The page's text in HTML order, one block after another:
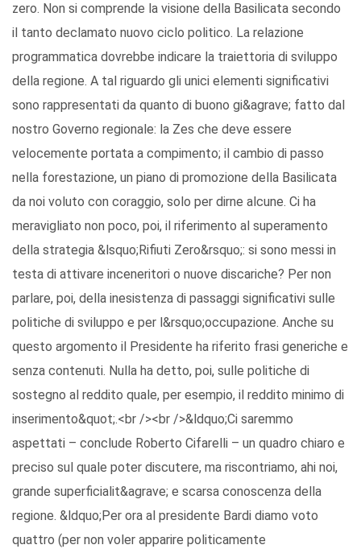
zero. Non si comprende la visione della Basilicata secondo
il tanto declamato nuovo ciclo politico. La relazione
programmatica dovrebbe indicare la traiettoria di sviluppo
della regione. A tal riguardo gli unici elementi significativi
sono rappresentati da quanto di buono gi&agrave; fatto dal
nostro Governo regionale: la Zes che deve essere
velocemente portata a compimento; il cambio di passo
nella forestazione, un piano di promozione della Basilicata
da noi voluto con coraggio, solo per dirne alcune. Ci ha
meravigliato non poco, poi, il riferimento al superamento
della strategia &lsquo;Rifiuti Zero&rsquo;: si sono messi in
testa di attivare inceneritori o nuove discariche? Per non
parlare, poi, della inesistenza di passaggi significativi sulle
politiche di sviluppo e per l&rsquo;occupazione. Anche su
questo argomento il Presidente ha riferito frasi generiche e
senza contenuti. Nulla ha detto, poi, sulle politiche di
sostegno al reddito quale, per esempio, il reddito minimo di
inserimento&quot;.<br /><br />&ldquo;Ci saremmo
aspettati – conclude Roberto Cifarelli – un quadro chiaro e
preciso sul quale poter discutere, ma riscontriamo, ahi noi,
grande superficialit&agrave; e scarsa conoscenza della
regione. &ldquo;Per ora al presidente Bardi diamo voto
quattro (per non voler apparire politicamente